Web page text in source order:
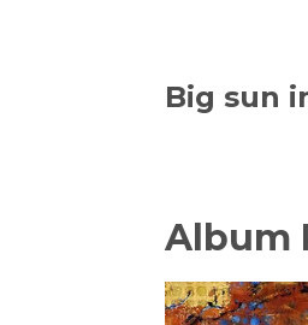
Big sun
Album